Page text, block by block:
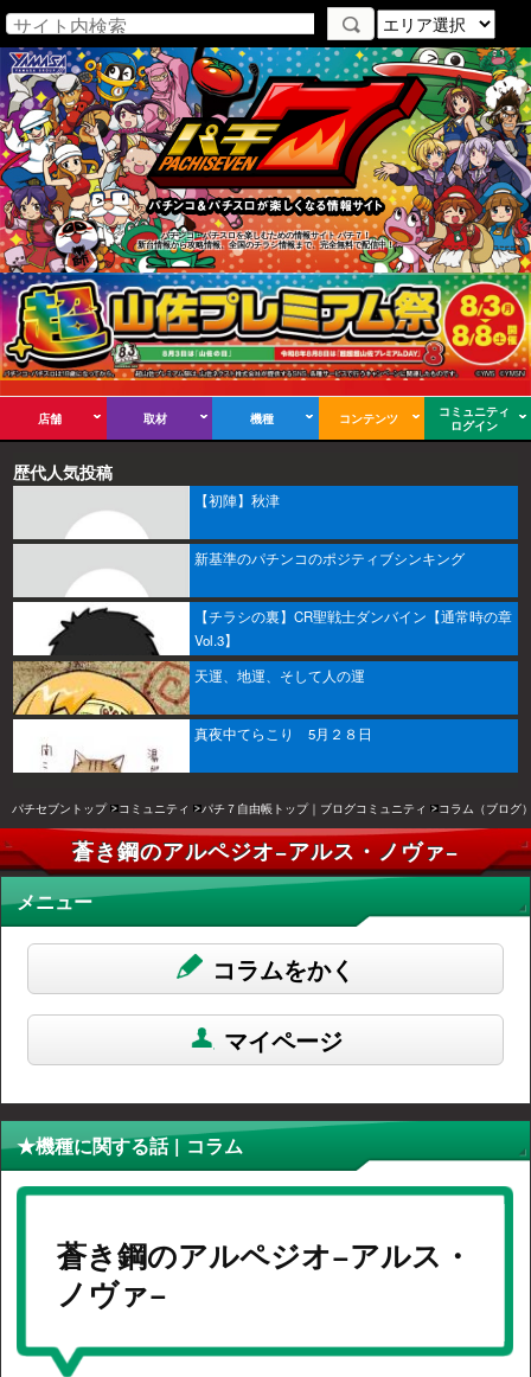
パチンコ・パチスロを楽しむための情報サイト パチ７！
新台情報から攻略情報、全国のチラシ情報まで、完全無料で配信中！
店舗 取材 機種 コンテンツ
コミュニティ
ログイン
歴代人気投稿
【初陣】秋津
新基準のパチンコのポジティブシンキング
【チラシの裏】CR聖戦士ダンバイン【通常時の章
Vol.3】
天運、地運、そして人の運
真夜中てらこり 5月２８日
パチセブントップ コミュニティ パチ７自由帳トップ｜ブログコミュニティ コラム（ブログ
蒼き鋼のアルペジオ−アルス・ノヴァ−
メニュー
コラムをかく
マイページ
★機種に関する話 | コラム
蒼き鋼のアルペジオ−アルス・
ノヴァ−